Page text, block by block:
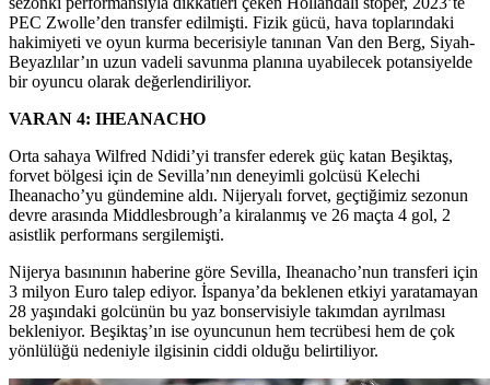
PEC Zwolle’den transfer edilmişti. Fizik gücü, hava toplarındaki
hakimiyeti ve oyun kurma becerisiyle tanınan Van den Berg, Siyah-
Beyazlılar’ın uzun vadeli savunma planına uyabilecek potansiyelde
bir oyuncu olarak değerlendiriliyor.
VARAN 4: IHEANACHO
Orta sahaya Wilfred Ndidi’yi transfer ederek güç katan Beşiktaş,
forvet bölgesi için de Sevilla’nın deneyimli golcüsü Kelechi
Iheanacho’yu gündemine aldı. Nijeryalı forvet, geçtiğimiz sezonun
devre arasında Middlesbrough’a kiralanmış ve 26 maçta 4 gol, 2
asistlik performans sergilemişti.
Nijerya basınının haberine göre Sevilla, Iheanacho’nun transferi için
3 milyon Euro talep ediyor. İspanya’da beklenen etkiyi yaratamayan
28 yaşındaki golcünün bu yaz bonservisiyle takımdan ayrılması
bekleniyor. Beşiktaş’ın ise oyuncunun hem tecrübesi hem de çok
yönlülüğü nedeniyle ilgisinin ciddi olduğu belirtiliyor.